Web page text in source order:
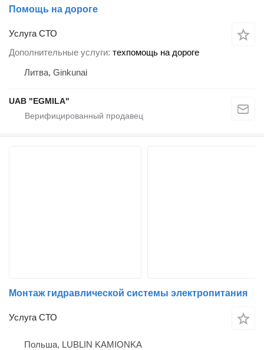
Помощь на дороге
Услуга СТО
Дополнительные услуги техпомощь на дороге
Литва, Ginkunai
UAB "EGMILA"
Монтаж гидравлической системы электропитания
Услуга СТО
Польша, LUBLIN KAMIONKA